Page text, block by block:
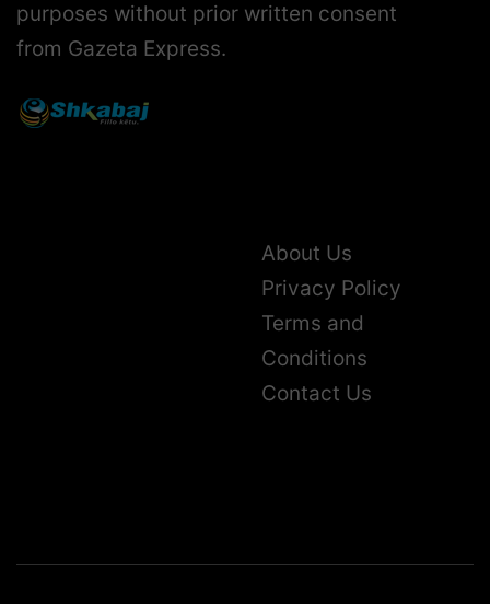
purposes without prior written consent
from Gazeta Express.
About Us
Privacy Policy
Terms and
Conditions
Contact Us